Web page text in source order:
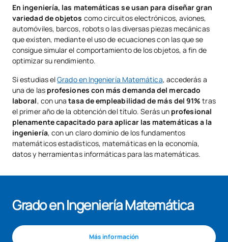
En ingeniería, las matemáticas se usan para diseñar gran
variedad de objetos como circuitos electrónicos, aviones,
automóviles, barcos, robots o las diversas piezas mecánicas
que existen, mediante el uso de ecuaciones con las que se
consigue simular el comportamiento de los objetos, a fin de
optimizar su rendimiento.
Si estudias elGrado en Ingeniería Matemática, accederás a
una de las profesiones con más demanda del mercado
laboral, con unatasa de empleabilidad de más del 91%tras
el primer año de la obtención del título. Serás un profesional
plenamente capacitado para aplicar las matemáticas a la
ingeniería, con un claro dominio de los fundamentos
matemáticos estadísticos, matemáticas en la economía,
datos y herramientas informáticas para las matemáticas.
Grado en Ingeniería Matemática
Más información